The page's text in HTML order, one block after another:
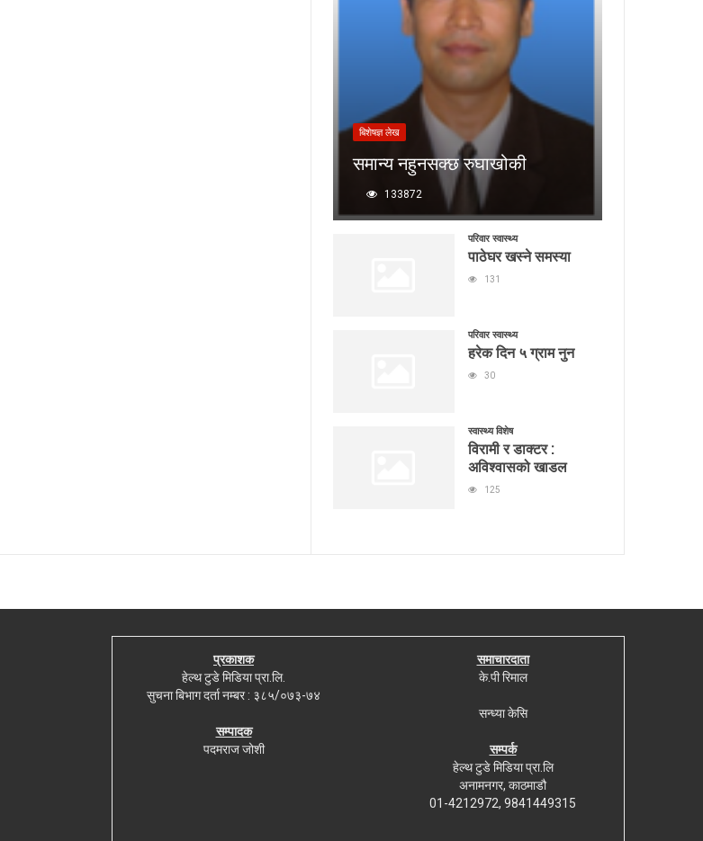
बिशेषज्ञ लेख
समान्य नहुनसक्छ रुघाखोकी
133872
परिवार स्वास्थ्य
पाठेघर खस्ने समस्या
131
परिवार स्वास्थ्य
हरेक दिन ५ ग्राम नुन
30
स्वास्थ्य विशेष
विरामी र डाक्टर :
अविश्वासको खाडल
125
प्रकाशक
हेल्थ टुडे मिडिया प्रा.लि.
सुचना बिभाग दर्ता नम्बर : ३८५/०७३-७४
सम्पादक
पदमराज जोशी
समाचारदाता
के.पी रिमाल
सन्ध्या केसि
सम्पर्क
हेल्थ टुडे मिडिया प्रा.लि
अनामनगर, काठमाडौ
01-4212972, 9841449315